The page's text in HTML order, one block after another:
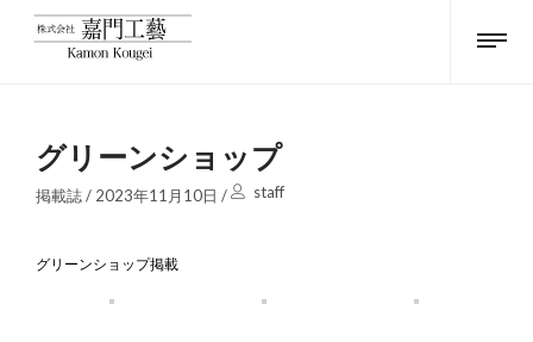
グリーンショップ
掲載誌/ 2023年11月10日 / staff
グリーンショップ掲載